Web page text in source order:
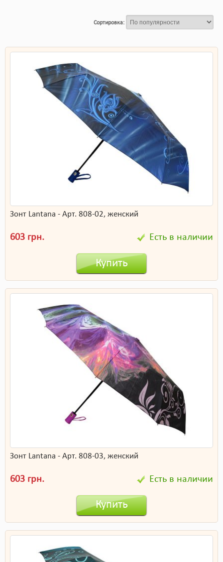
Сортировка:
Зонт Lantana - Арт. 808-02, женский
603 грн. Есть в наличии
Купить
Зонт Lantana - Арт. 808-03, женский
603 грн. Есть в наличии
Купить